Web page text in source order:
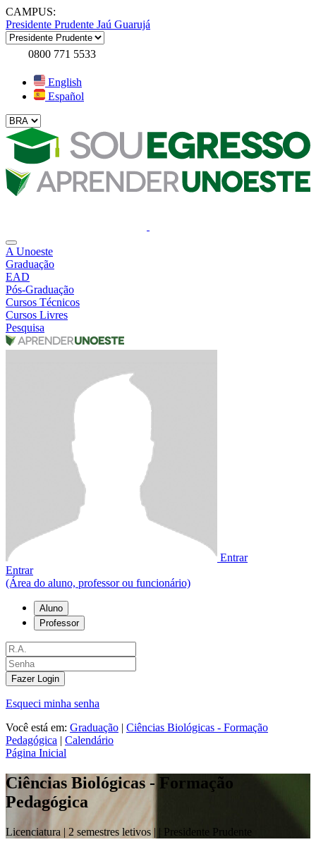
CAMPUS:
Presidente Prudente Jaú Guarujá
0800 771 5533
English
Español
A Unoeste
Graduação
EAD
Pós-Graduação
Cursos Técnicos
Cursos Livres
Pesquisa
Entrar
Entrar
(Área do aluno, professor ou funcionário)
Aluno
Professor
Fazer Login
Esqueci minha senha
Você está em: Graduação | Ciências Biológicas - Formação
Pedagógica | Calendário
Página Inicial
Ciências Biológicas - Formação
Pedagógica
Licenciatura | 2 semestres letivos | | Presidente Prudente